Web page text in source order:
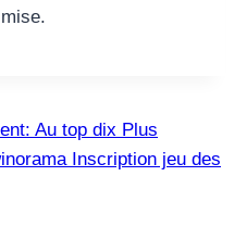
Au top dix Plus
Inscription jeu des